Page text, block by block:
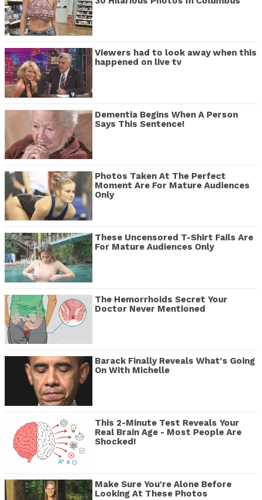
Viewers had to look away when this
happened on live tv
Dementia Begins When A Person
Says This Sentence!
Photos Taken At The Perfect
Moment Are For Mature Audiences
Only
These Uncensored T-Shirt Fails Are
For Mature Audiences Only
The Hemorrhoids Secret Your
Doctor Never Mentioned
Barack Finally Reveals What's Going
On With Michelle
This 2-Minute Test Reveals Your
Real Brain Age - Most People Are
Shocked!
Make Sure You're Alone Before
Looking At These Photos